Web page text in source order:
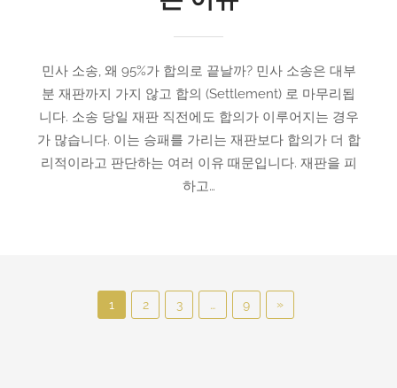
민사 소송, 왜 95%가 합의로 끝날까? 민사 소송은 대부
분 재판까지 가지 않고 합의 (Settlement) 로 마무리됩
니다. 소송 당일 재판 직전에도 합의가 이루어지는 경우
가 많습니다. 이는 승패를 가리는 재판보다 합의가 더 합
리적이라고 판단하는 여러 이유 때문입니다. 재판을 피
하고…
1 2 3 … 9
N
»